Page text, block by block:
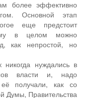
более эффективно
Основной этап
еще предстоит
в целом можно
как непростой, но
нуждались в
власти и, надо
её получали, как со
Думы, Правительства